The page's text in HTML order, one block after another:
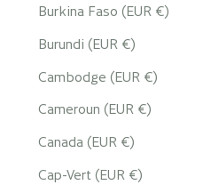
Burkina Faso (EUR €)
Burundi (EUR €)
Cambodge (EUR €)
Cameroun (EUR €)
Canada (EUR €)
Cap-Vert (EUR €)